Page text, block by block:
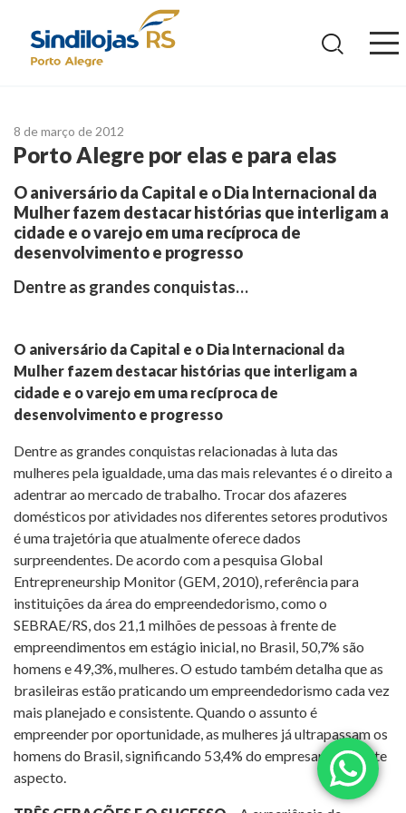
8 de março de 2012
Porto Alegre por elas e para elas
O aniversário da Capital e o Dia Internacional da
Mulher fazem destacar histórias que interligam a
cidade e o varejo em uma recíproca de
desenvolvimento e progresso
Dentre as grandes conquistas…
O aniversário da Capital e o Dia Internacional da
Mulher fazem destacar histórias que interligam a
cidade e o varejo em uma recíproca de
desenvolvimento e progresso
Dentre as grandes conquistas relacionadas à luta das
mulheres pela igualdade, uma das mais relevantes é o direito a
adentrar ao mercado de trabalho. Trocar dos afazeres
domésticos por atividades nos diferentes setores produtivos
é uma trajetória que atualmente oferece dados
surpreendentes. De acordo com a pesquisa Global
Entrepreneurship Monitor (GEM, 2010), referência para
instituições da área do empreendedorismo, como o
SEBRAE/RS, dos 21,1 milhões de pessoas à frente de
empreendimentos em estágio inicial, no Brasil, 50,7% são
homens e 49,3%, mulheres. O estudo também detalha que as
brasileiras estão praticando um empreendedorismo cada vez
mais planejado e consistente. Quando o assunto é
empreender por oportunidade, as mulheres já ultrapassam os
homens do Brasil, significando 53,4% do empresariado neste
aspecto.